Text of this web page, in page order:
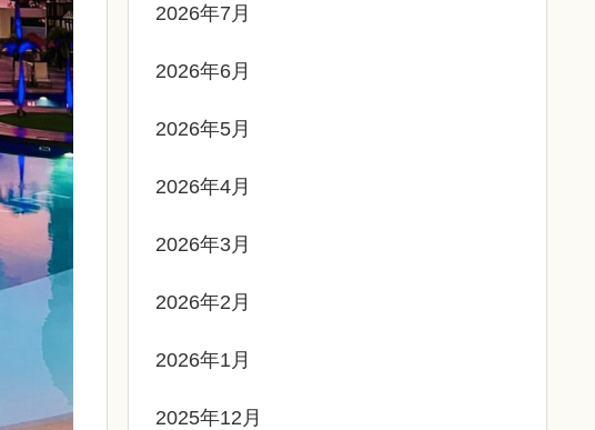
2026年7月
2026年6月
2026年5月
2026年4月
2026年3月
2026年2月
2026年1月
2025年12月